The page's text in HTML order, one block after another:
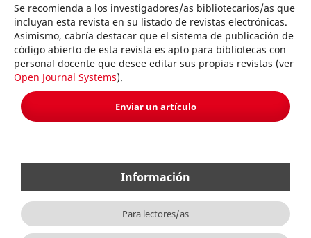
Se recomienda a los investigadores/as bibliotecarios/as que
incluyan esta revista en su listado de revistas electrónicas.
Asimismo, cabría destacar que el sistema de publicación de
código abierto de esta revista es apto para bibliotecas con
personal docente que desee editar sus propias revistas (ver
Open Journal Systems).
Enviar un artículo
Información
Para lectores/as